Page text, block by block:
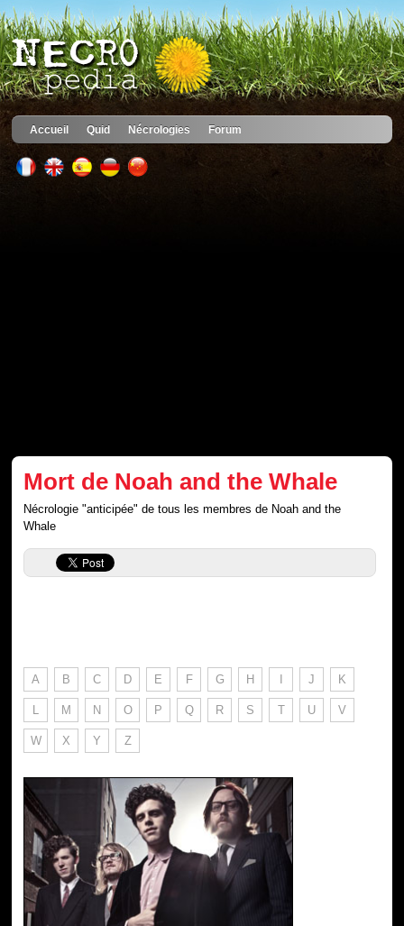
Accueil Quid Nécrologies Forum
Mort de Noah and the Whale
Nécrologie "anticipée" de tous les membres de Noah and the
Whale
A B C D E F G H I J K
L M N O P Q R S T U V
W X Y Z